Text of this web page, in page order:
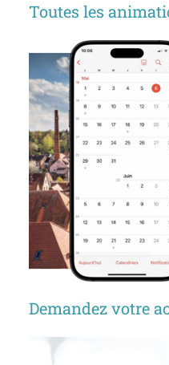
Toutes les
Demandez votre